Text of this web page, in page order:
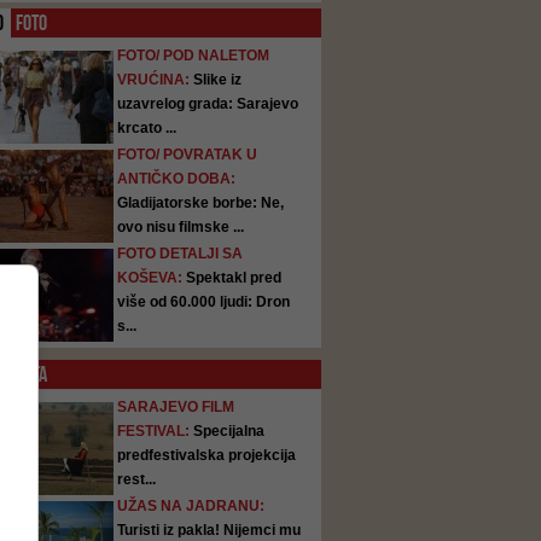
FOTO
FOTO/ POD NALETOM
VRUĆINA: Slike iz
uzavrelog grada: Sarajevo
krcato ...
FOTO/ POVRATAK U
ANTIČKO DOBA:
Gladijatorske borbe: Ne,
ovo nisu filmske ...
FOTO DETALJI SA
KOŠEVA: Spektakl pred
više od 60.000 ljudi: Dron
s...
SATA
SARAJEVO FILM
FESTIVAL: Specijalna
predfestivalska projekcija
rest...
UŽAS NA JADRANU:
Turisti iz pakla! Nijemci mu